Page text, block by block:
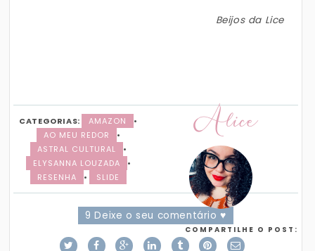
Beijos da Lice
Alice
CATEGORIAS: AMAZON
•
AO MEU REDOR
•
ASTRAL CULTURAL
•
ELYSANNA LOUZADA
•
RESENHA
• SLIDE
9 Deixe o seu comentário ♥
COMPARTILHE O POST: